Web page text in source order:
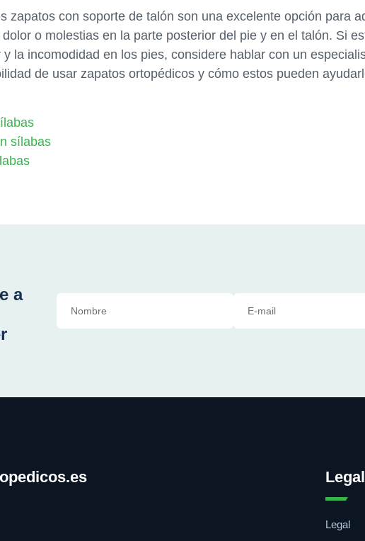
zapatos con soporte de talón son una excelente opción para
o molestias en la parte posterior del pie y en el talón. Si
y la incomodidad en los pies, considere hablar con un
de usar zapatos ortopédicos y cómo estos pueden
sílabas
a
Legal
Legal